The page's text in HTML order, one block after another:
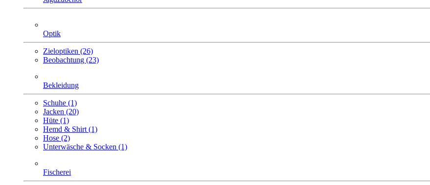
Optik
Zieloptiken (26)
Beobachtung (23)
Bekleidung
Schuhe (1)
Jacken (20)
Hüte (1)
Hemd & Shirt (1)
Hose (2)
Unterwäsche & Socken (1)
Fischerei